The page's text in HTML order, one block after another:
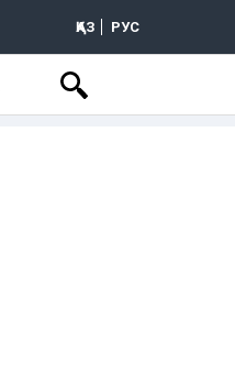
ҚАЗ РУС